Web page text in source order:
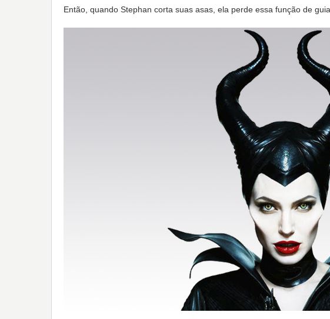
Então, quando Stephan corta suas asas, ela perde essa função de